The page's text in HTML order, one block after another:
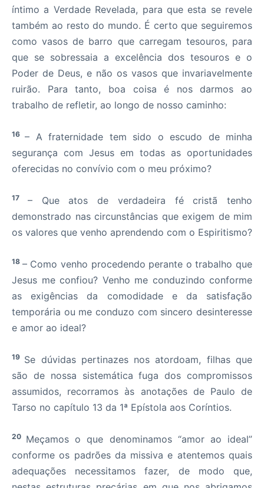
íntimo a Verdade Revelada, para que esta se revele
também ao resto do mundo. É certo que seguiremos
como vasos de barro que carregam tesouros, para
que se sobressaia a excelência dos tesouros e o
Poder de Deus, e não os vasos que invariavelmente
ruirão. Para tanto, boa coisa é nos darmos ao
trabalho de refletir, ao longo de nosso caminho:
16– A fraternidade tem sido o escudo de minha
segurança com Jesus em todas as oportunidades
oferecidas no convívio com o meu próximo?
17 – Que atos de verdadeira fé cristã tenho
demonstrado nas circunstâncias que exigem de mim
os valores que venho aprendendo com o Espiritismo?
18 – Como venho procedendo perante o trabalho que
Jesus me confiou? Venho me conduzindo conforme
as exigências da comodidade e da satisfação
temporária ou me conduzo com sincero desinteresse
e amor ao ideal?
19 Se dúvidas pertinazes nos atordoam, filhas que
são de nossa sistemática fuga dos compromissos
assumidos, recorramos às anotações de Paulo de
Tarso no capítulo 13 da 1ª Epístola aos Coríntios.
20 Meçamos o que denominamos “amor ao ideal”
conforme os padrões da missiva e atentemos quais
adequações necessitamos fazer, de modo que,